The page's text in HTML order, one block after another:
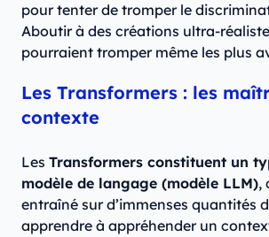
pour tenter de tromper le
Aboutir à des créations ultra-
pourraient tromper même les plus
Les Transformers : les
contexte
Les Transformers constituent un
modèle de langage (modèle LLM),
entraîné sur d’immenses quantités
apprendre à appréhender un